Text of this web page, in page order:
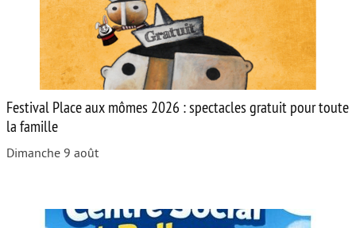
Festival Place aux mômes 2026 : spectacles gratuit pour toute
la famille
Dimanche 9 août